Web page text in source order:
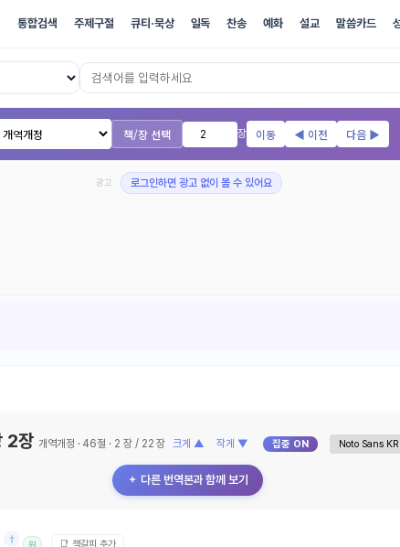
통합검색 주제구절 큐티·묵상 일독 찬송 예화 설교 말씀카드
역본 온라인 성경
책/장 선택 장 이동 ◀ 이전 다음 ▶
광고 로그인하면 광고 없이 볼 수 있어요
2장 개역개정 · 46절 · 2 장 / 22 장 크게 ▲ 작게 ▼ 집중 ON
＋ 다른 번역본과 함께 보기
† 원 📑 책갈피 추가